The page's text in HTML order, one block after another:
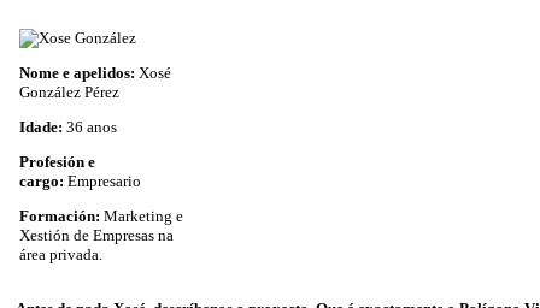
Nome e apelidos: Xosé
González Pérez
Idade: 36 anos
Profesión e
cargo: Empresario
Formación: Marketing e
Xestión de Empresas na
área privada.